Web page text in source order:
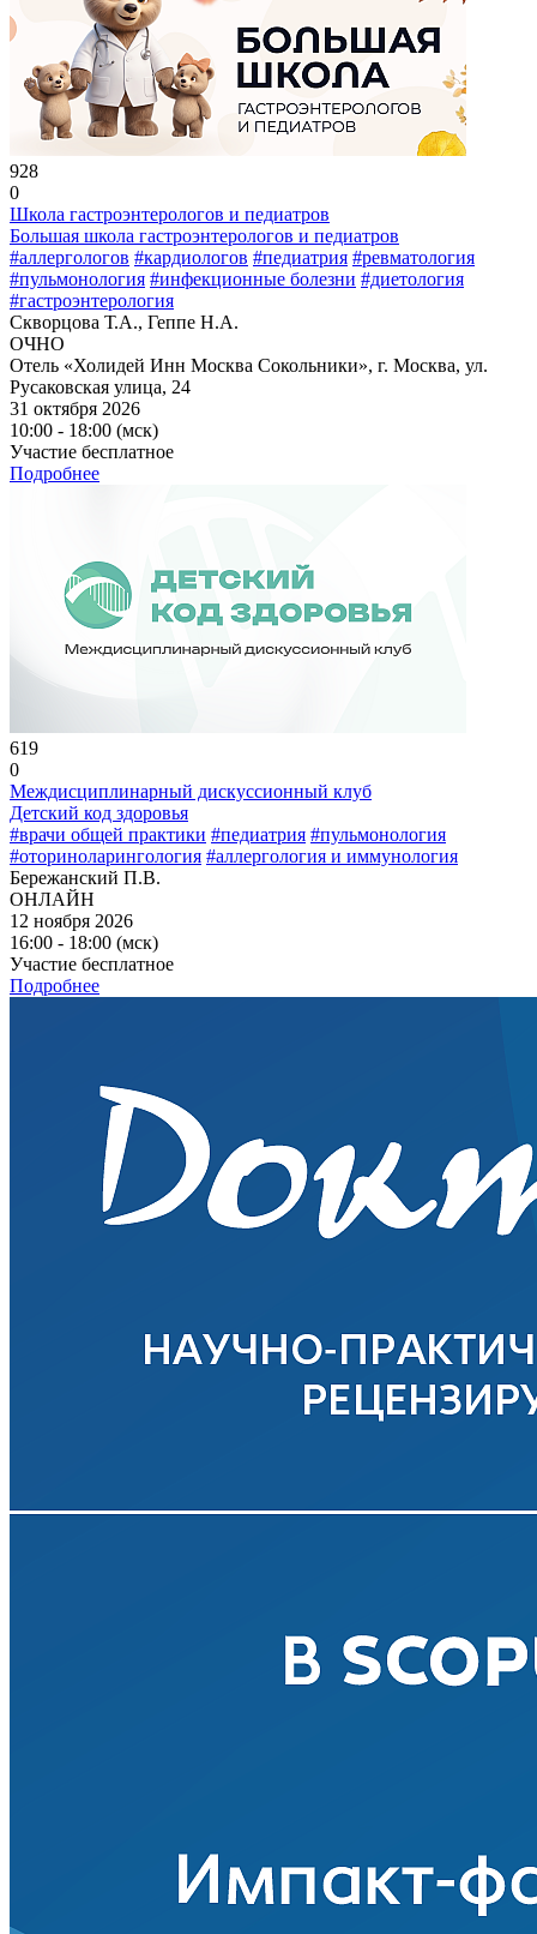
928
0
Школа гастроэнтерологов и педиатров
Большая школа гастроэнтерологов и педиатров
#аллергологов #кардиологов #педиатрия #ревматология
#пульмонология #инфекционные болезни #диетология
#гастроэнтерология
Скворцова Т.А., Геппе Н.А.
ОЧНО
Отель «Холидей Инн Москва Сокольники», г. Москва, ул.
Русаковская улица, 24
31 октября 2026
10:00 - 18:00 (мск)
Участие бесплатное
Подробнее
619
0
Междисциплинарный дискуссионный клуб
Детский код здоровья
#врачи общей практики #педиатрия #пульмонология
#оториноларингология #аллергология и иммунология
Бережанский П.В.
ОНЛАЙН
12 ноября 2026
16:00 - 18:00 (мск)
Участие бесплатное
Подробнее